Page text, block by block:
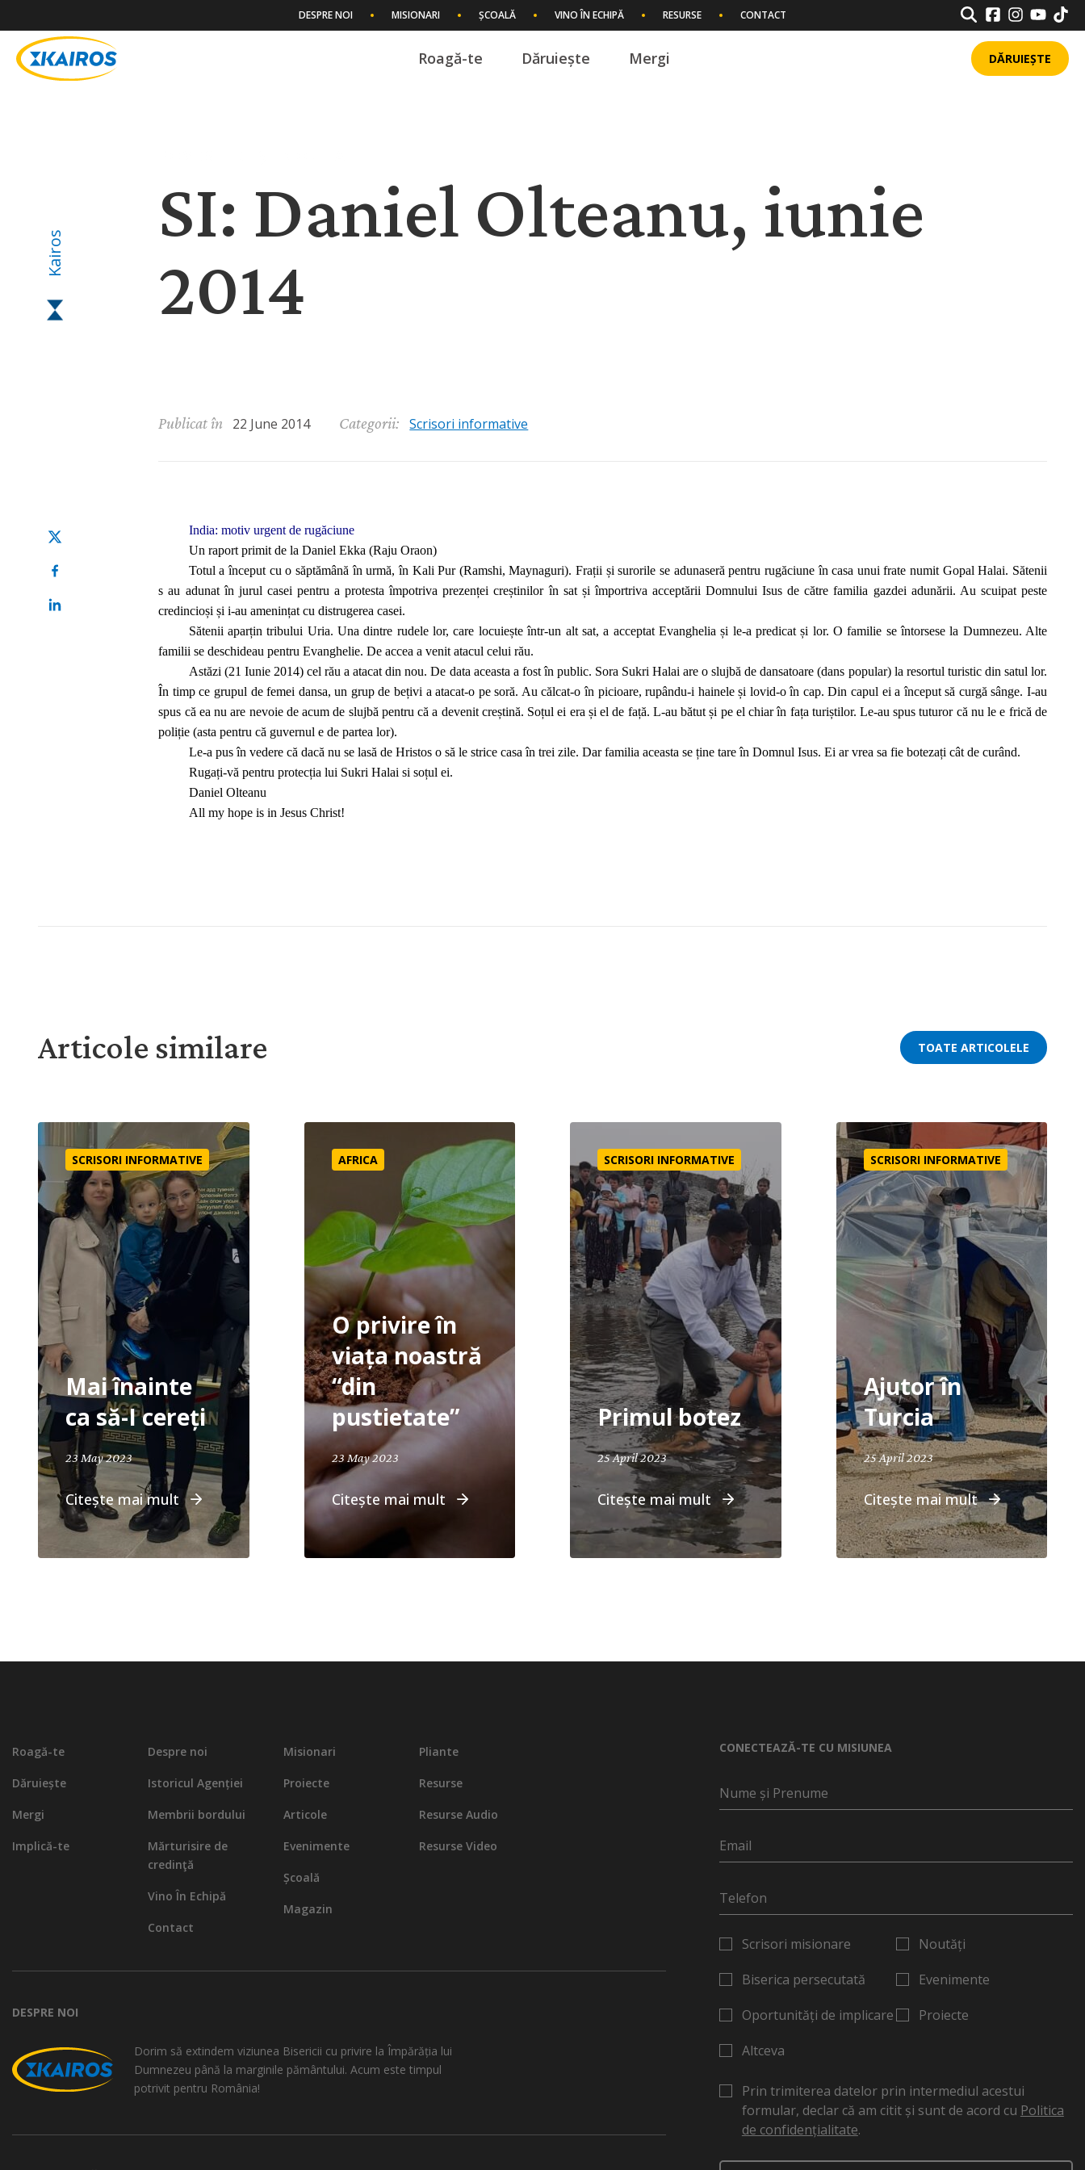
DESPRE NOI MISIONARI ȘCOALĂ VINO ÎN ECHIPĂ RESURSE CONTACT SEARCH
Roagă-te Dăruiește Mergi DĂRUIEȘTE
Kairos
SI: Daniel Olteanu, iunie
2014
Publicat în 22 June 2014 Categorii: Scrisori informative
India: motiv urgent de rugăciune
Un raport primit de la Daniel Ekka (Raju Oraon)
Totul a început cu o săptămână în urmă, în Kali Pur (Ramshi, Maynaguri). Frații și surorile se adunaseră pentru rugăciune în casa unui frate numit Gopal Halai. Sătenii
s au adunat în jurul casei pentru a protesta împotriva prezenței creștinilor în sat și împortriva acceptării Domnului Isus de către familia gazdei adunării. Au scuipat peste
credincioși și i-au amenințat cu distrugerea casei.
Sătenii aparțin tribului Uria. Una dintre rudele lor, care locuiește într-un alt sat, a acceptat Evanghelia și le-a predicat și lor. O familie se întorsese la Dumnezeu. Alte
familii se deschideau pentru Evanghelie. De accea a venit atacul celui rău.
Astăzi (21 Iunie 2014) cel rău a atacat din nou. De data aceasta a fost în public. Sora Sukri Halai are o slujbă de dansatoare (dans popular) la resortul turistic din satul lor.
În timp ce grupul de femei dansa, un grup de bețivi a atacat-o pe soră. Au călcat-o în picioare, rupându-i hainele și lovid-o în cap. Din capul ei a început să curgă sânge. I-au
spus că ea nu are nevoie de acum de slujbă pentru că a devenit creștină. Soțul ei era și el de față. L-au bătut și pe el chiar în fața turiștilor. Le-au spus tuturor că nu le e frică de
poliție (asta pentru că guvernul e de partea lor).
Le-a pus în vedere că dacă nu se lasă de Hristos o să le strice casa în trei zile. Dar familia aceasta se ține tare în Domnul Isus. Ei ar vrea sa fie botezați cât de curând.
Rugați-vă pentru protecția lui Sukri Halai si soțul ei.
Daniel Olteanu
All my hope is in Jesus Christ!
Articole similare TOATE ARTICOLELE
Mai înainte ca să-I cereți
Mai înainte
ca să-I cereți
SCRISORI INFORMATIVE
23 May 2023
Citește mai mult
O privire în
viața noastră
“din
pustietate”
AFRICA
23 May 2023April 19, 2024
Citește mai mult
Primul botez
SCRISORI INFORMATIVE
25 April 2023
Citește mai mult
Ajutor în Turcia
Ajutor în
Turcia
SCRISORI INFORMATIVE
25 April 2023
Citește mai mult
Roagă-te
Dăruiește
Mergi
Implică-te
Despre noi
Istoricul Agenției
Membrii bordului
Mărturisire de
credinţă
Vino În Echipă
Contact
Misionari
Proiecte
Articole
Evenimente
Școală
Magazin
Pliante
Resurse
Resurse Audio
Resurse Video
DESPRE NOI
Dorim să extindem viziunea Bisericii cu privire la Împărăția lui
Dumnezeu până la marginile pământului. Acum este timpul
potrivit pentru România!
CONECTEAZĂ-TE CU MISIUNEA
Scrisori misionare
Biserica persecutată
Oportunități de implicare
Noutăți
Evenimente
Proiecte
Altceva
Prin trimiterea datelor prin intermediul acestui
formular, declar că am citit și sunt de acord cu Politica
de confidențialitate.